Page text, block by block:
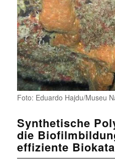
Foto: Eduardo Hajdu/Museu
Synthetische
die
effiziente